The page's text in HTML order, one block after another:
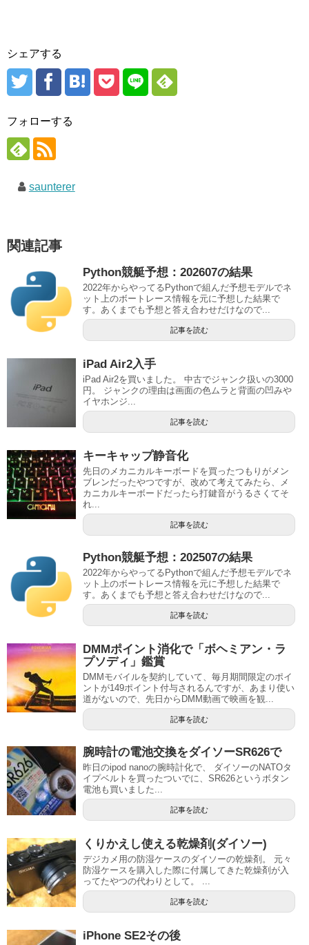
シェアする
フォローする
saunterer
関連記事
Python競艇予想：202607の結果
2022年からやってるPythonで組んだ予想モデルでネ
ット上のボートレース情報を元に予想した結果で
す。あくまでも予想と答え合わせだけなので...
記事を読む
iPad Air2入手
iPad Air2を買いました。 中古でジャンク扱いの3000
円。 ジャンクの理由は画面の色ムラと背面の凹みや
イヤホンジ...
記事を読む
キーキャップ静音化
先日のメカニカルキーボードを買ったつもりがメン
ブレンだったやつですが、改めて考えてみたら、メ
カニカルキーボードだったら打鍵音がうるさくてそ
れ...
記事を読む
Python競艇予想：202507の結果
2022年からやってるPythonで組んだ予想モデルでネ
ット上のボートレース情報を元に予想した結果で
す。あくまでも予想と答え合わせだけなので...
記事を読む
DMMポイント消化で「ボヘミアン・ラ
プソディ」鑑賞
DMMモバイルを契約していて、毎月期間限定のポイ
ントが149ポイント付与されるんですが、あまり使い
道がないので、先日からDMM動画で映画を観...
記事を読む
腕時計の電池交換をダイソーSR626で
昨日のipod nanoの腕時計化で、 ダイソーのNATOタ
イプベルトを買ったついでに、SR626というボタン
電池も買いました...
記事を読む
くりかえし使える乾燥剤(ダイソー)
デジカメ用の防湿ケースのダイソーの乾燥剤。 元々
防湿ケースを購入した際に付属してきた乾燥剤が入
ってたやつの代わりとして。 ...
記事を読む
iPhone SE2その後